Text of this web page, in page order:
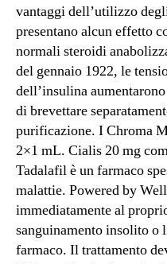
vantaggi dell’utilizzo
presentano alcun effetto
normali steroidi
del gennaio 1922, le
dell’insulina
di brevettare
purificazione. I Chroma
2×1 mL. Cialis 20 mg
Tadalafil è un farmaco
malattie. Powered by
immediatamente al
sanguinamento insolito o
farmaco. Il trattamento